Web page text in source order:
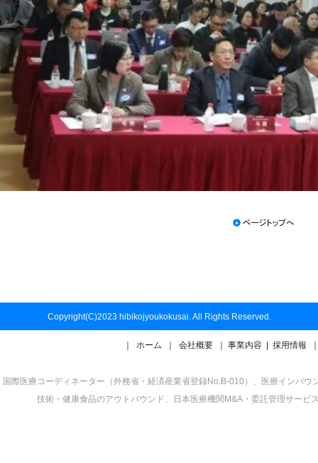
Copyright(C)2023 hibikojyoukokusai. All Rights Reserved.
ホーム 会社概要 事業内容 採用情報
国際医療コーディネーター（外務省・経済産業省登録No.B-010）、医療インバ
技術・健康食品のアウトバウンド、日本医療機関M&A・委託管理サー